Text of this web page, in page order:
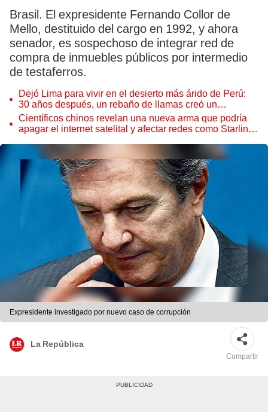
Brasil. El expresidente Fernando Collor de
Mello, destituido del cargo en 1992, y ahora
senador, es sospechoso de integrar red de
compra de inmuebles públicos por intermedio
de testaferros.
Dejó Lima para vivir en el desierto más árido de Perú:
30 años después, un rebaño de llamas creó un
sorprendente ecosistema
Científicos chinos revelan una nueva arma que podría
apagar el internet satelital y afectar redes como Starlink
Expresidente investigado por nuevo caso de corrupción
La República
Compartir